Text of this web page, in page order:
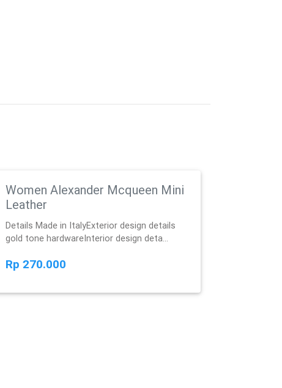
Women Alexander Mcqueen Mini
Leather
Details Made in ItalyExterior design details
gold tone hardwareInterior design deta...
Rp 270.000